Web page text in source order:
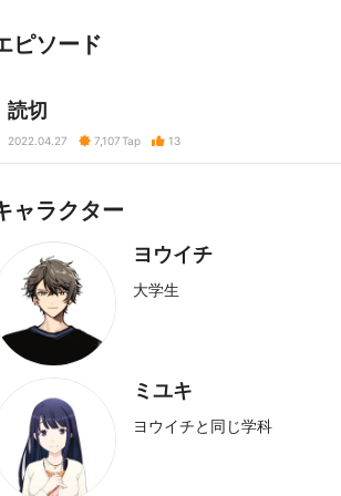
ピソード
読切
2022.04.27 7,107Tap 13
ャラクター
ヨウイチ
大学生
ミユキ
ヨウイチと同じ学科